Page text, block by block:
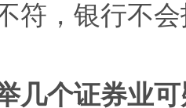
符，银行不
几个证券业